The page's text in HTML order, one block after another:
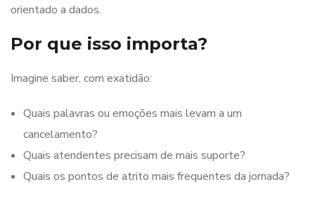
orientado a dados.
Por que isso importa?
Imagine saber, com exatidão:
Quais palavras ou emoções mais levam a um
cancelamento?
Quais atendentes precisam de mais suporte?
Quais os pontos de atrito mais frequentes da jornada?